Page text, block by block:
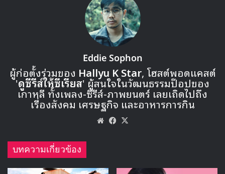
🎙GYUBIN ปลื้มเมืองไทยขนาดไหน? ถึงกลับมาถ่าย
MV เพลงใหม่ LIKE U 100 ที่กรุงเทพ
Eddie Sophon
ผู้ก่อตั้งร่วมของ Hallyu K Star, โฮสต์พอดแคสต์
'ดูซีรีส์ให้ซีเรียส' ผู้สนใจในวัฒนธรรมป๊อปของ
เกาหลี ทั้งเพลง-ซีรีส์-ภาพยนตร์ เลยเถิดไปถึง
เรื่องสังคม เศรษฐกิจ และอาหารการกิน
WebsiteFacebook
บทความเกี่ยวข้อง